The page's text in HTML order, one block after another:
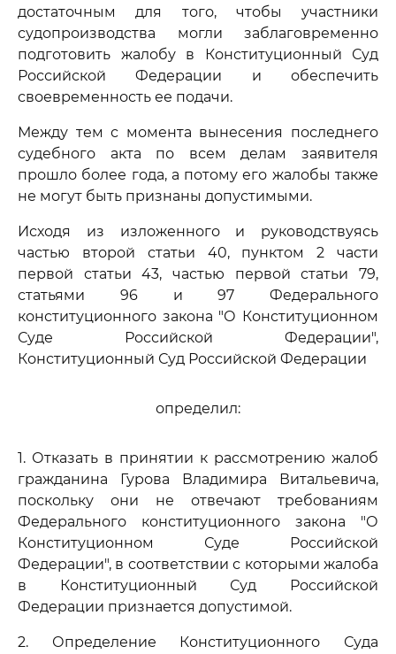
достаточным для того, чтобы участники
судопроизводства могли заблаговременно
подготовить жалобу в Конституционный Суд
Российской Федерации и обеспечить
своевременность ее подачи.
Между тем с момента вынесения последнего
судебного акта по всем делам заявителя
прошло более года, а потому его жалобы также
не могут быть признаны допустимыми.
Исходя из изложенного и руководствуясь
частью второй статьи 40, пунктом 2 части
первой статьи 43, частью первой статьи 79,
статьями 96 и 97 Федерального
конституционного закона "О Конституционном
Суде Российской Федерации",
Конституционный Суд Российской Федерации
определил:
1. Отказать в принятии к рассмотрению жалоб
гражданина Гурова Владимира Витальевича,
поскольку они не отвечают требованиям
Федерального конституционного закона "О
Конституционном Суде Российской
Федерации", в соответствии с которыми жалоба
в Конституционный Суд Российской
Федерации признается допустимой.
2. Определение Конституционного Суда